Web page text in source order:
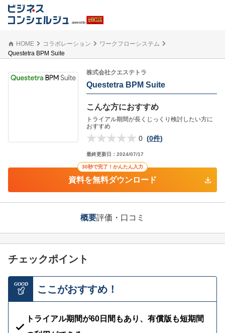
HOME コラボレーション
ワークフローシステム
Questetra BPM Suite
株式会社クエステトラ
Questetra BPM Suite
こんな方におすすめ
トライアル期間が長くじっくり検討したい方に
おすすめ
0 (0件)
最終更新日： 2024/07/17
30秒で完了！かんたん入力
資料を無料ダウンロード
概要評価・口コミ
チェックポイント
GOOD ここがおすすめ！
トライアル期間が60日間もあり、有償版も短期間